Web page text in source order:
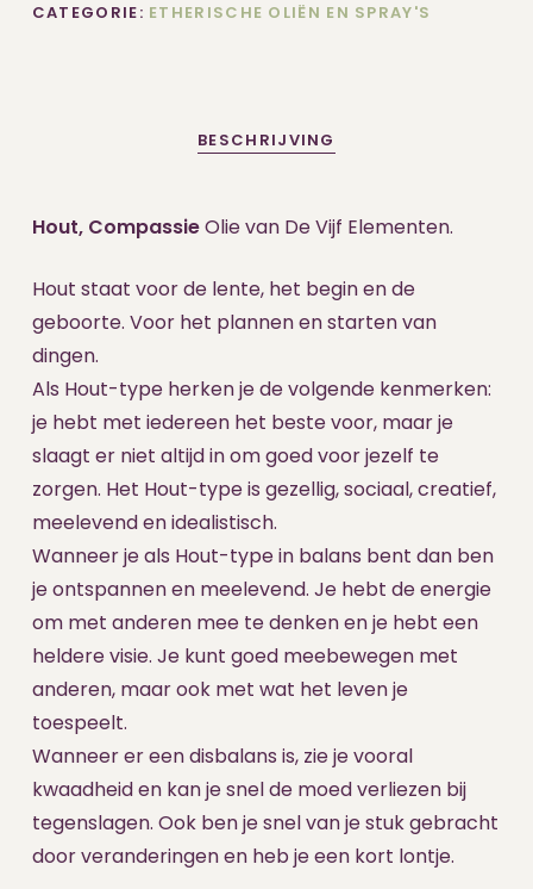
CATEGORIE: ETHERISCHE OLIËN EN SPRAY'S
BESCHRIJVING
Hout, CompassieOlie van De Vijf Elementen.
Hout staat voor de lente, het begin en de
geboorte. Voor het plannen en starten van
dingen.
Als Hout-type herken je de volgende kenmerken:
je hebt met iedereen het beste voor, maar je
slaagt er niet altijd in om goed voor jezelf te
zorgen. Het Hout-type is gezellig, sociaal, creatief,
meelevend en idealistisch.
Wanneer je als Hout-type in balans bent dan ben
je ontspannen en meelevend. Je hebt de energie
om met anderen mee te denken en je hebt een
heldere visie. Je kunt goed meebewegen met
anderen, maar ook met wat het leven je
toespeelt.
Wanneer er een disbalans is, zie je vooral
kwaadheid en kan je snel de moed verliezen bij
tegenslagen. Ook ben je snel van je stuk gebracht
door veranderingen en heb je een kort lontje.